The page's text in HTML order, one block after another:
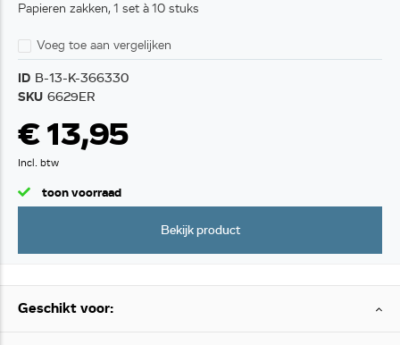
Papieren zakken, 1 set à 10 stuks
Voeg toe aan vergelijken
ID B-13-K-366330
SKU 6629ER
€ 13,95
Incl. btw
toon voorraad
Bekijk product
Geschikt voor: